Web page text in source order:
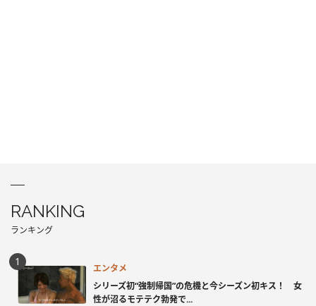
RANKING
ランキング
エンタメ
シリーズ初“強制帰国”の危機と今シーズン初キス！ 女
性が沼るモテテク勃発で...